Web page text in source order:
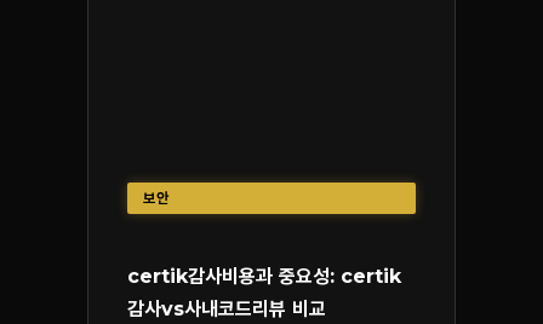
보안
certik감사비용과 중요성: certik
감사vs사내코드리뷰 비교